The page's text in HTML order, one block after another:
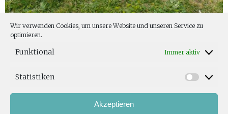
Wir verwenden Cookies, um unsere Website und unseren Service zu
optimieren.
Funktional Immer aktiv
Statistiken
Akzeptieren
JEANNY
Hochleistung und die liebevolle, rehabilitative Betreuung
. Familie Z.